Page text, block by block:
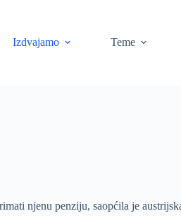
Izdvajamo Teme
njenu penziju, saopćila je